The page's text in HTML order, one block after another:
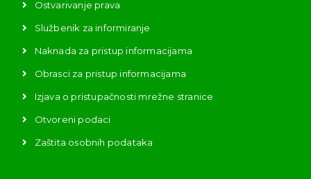
Ostvarivanje prava
Službenik za informiranje
Naknada za pristup informacijama
Obrasci za pristup informacijama
Izjava o pristupačnosti mrežne stranice
Otvoreni podaci
Zaštita osobnih podataka